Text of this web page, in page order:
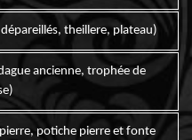
theillere, plateau)
ancienne, trophée de
potiche pierre et fonte